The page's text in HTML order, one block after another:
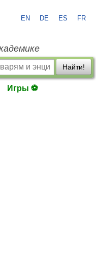
EN DE ES FR
Найти!
Игры ⚽